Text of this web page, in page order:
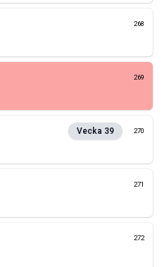
268
269
Vecka 39 270
271
272